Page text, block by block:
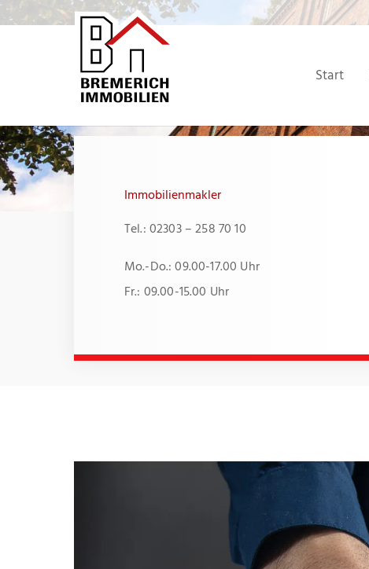
Zum
Start
Immobilienmakler
Tel.: 02303 – 258 70 10
Mo.-Do.: 09.00-17.00 Uhr
Fr.: 09.00-15.00 Uhr